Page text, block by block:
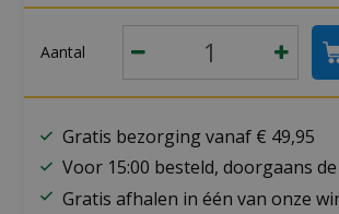
Aantal
Gratis bezorging vanaf € 49,95
Voor 15:00 besteld, doorgaans
Gratis afhalen in één van onze